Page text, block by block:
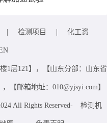
检测项目 化工资
1层121】，【山东分部：山东省
【邮箱地址：010@yjsyi.com】
All Rights Reserved- 检测机